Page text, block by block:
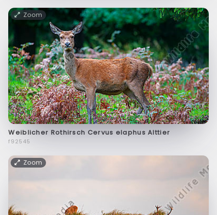
Zoom
Weiblicher Rothirsch Cervus elaphus Alttier
f92545
Zoom